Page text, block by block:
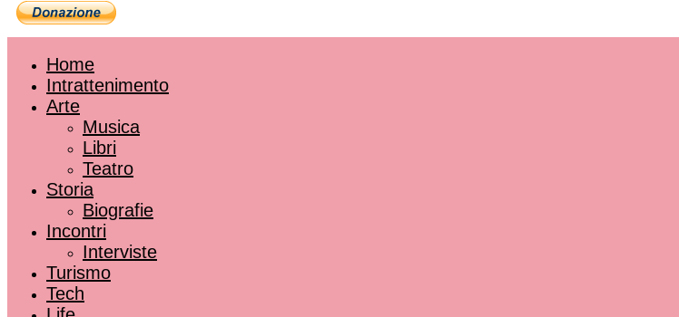
Home
Intrattenimento
Arte
Musica
Libri
Teatro
Storia
Biografie
Incontri
Interviste
Turismo
Tech